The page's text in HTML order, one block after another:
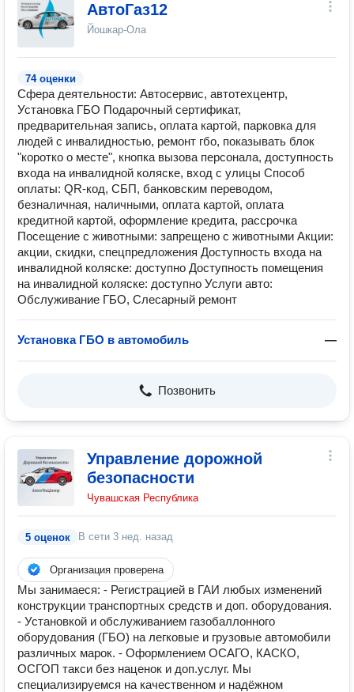
АвтоГаз12
Йошкар-Ола
74 оценки
Сфера деятельности: Автосервис, автотехцентр,
Установка ГБО Подарочный сертификат,
предварительная запись, оплата картой, парковка для
людей с инвалидностью, ремонт гбо, показывать блок
"коротко о месте", кнопка вызова персонала, доступность
входа на инвалидной коляске, вход с улицы Способ
оплаты: QR-код, СБП, банковским переводом,
безналичная, наличными, оплата картой, оплата
кредитной картой, оформление кредита, рассрочка
Посещение с животными: запрещено с животными Акции:
акции, скидки, спецпредложения Доступность входа на
инвалидной коляске: доступно Доступность помещения
на инвалидной коляске: доступно Услуги авто:
Обслуживание ГБО, Слесарный ремонт
Установка ГБО в автомобиль —
Позвонить
Управление дорожной
безопасности
Чувашская Республика
5 оценок В сети 3 нед. назад
Организация проверена
Мы занимаеся: - Регистрацией в ГАИ любых изменений
конструкции транспортных средств и доп. оборудования.
- Установкой и обслуживанием газобаллонного
оборудования (ГБО) на легковые и грузовые автомобили
различных марок. - Оформлением ОСАГО, КАСКО,
ОСГОП такси без наценок и доп.услуг. Мы
специализируемся на качественном и надёжном